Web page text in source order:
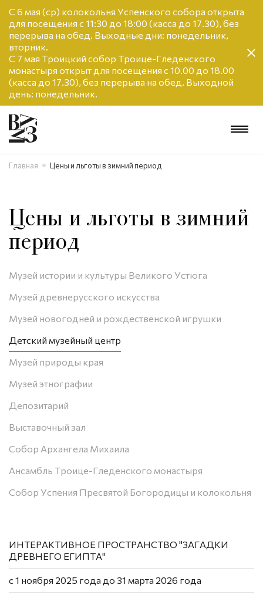
С 6 мая (ср) колокольня Успенского собора открыта
для посещения с 11:30 до 18:00 (касса до 17.30), без
перерыва на обед. Выходные дни: понедельник,
вторник.
С 7 мая Троицкий собор Троице-Гледенского
монастыря открыт для посещения с 10.00 до 18.00
(касса до 17.30), без перерыва на обед. Выходной
день: понедельник.
Главная Цены и льготы в зимний период
Цены и льготы в зимний
период
Музей истории и культуры Великого Устюга
Музей древнерусского искусства
Музей новогодней и рождественской игрушки
Детский музейный центр
Музей природы края
Музей этнографии
Депозитарий
Выставочный зал
Собор Архангела Михаила
Ансамбль Троице-Гледенского монастыря
Собор Успения Пресвятой Богородицы и колокольня
ИНТЕРАКТИВНОЕ ПРОСТРАНСТВО "ЗАГАДКИ
ДРЕВНЕГО ЕГИПТА"
с 1 ноября 2025 года до 31 марта 2026 года